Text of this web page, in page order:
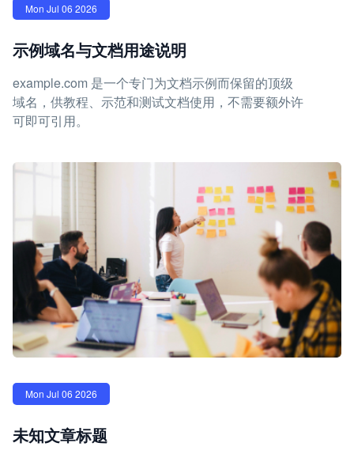
Mon Jul 06 2026
示例域名与文档用途说明
example.com 是一个专门为文档示例而保留的顶级
域名，供教程、示范和测试文档使用，不需要额外许
可即可引用。
Mon Jul 06 2026
未知文章标题